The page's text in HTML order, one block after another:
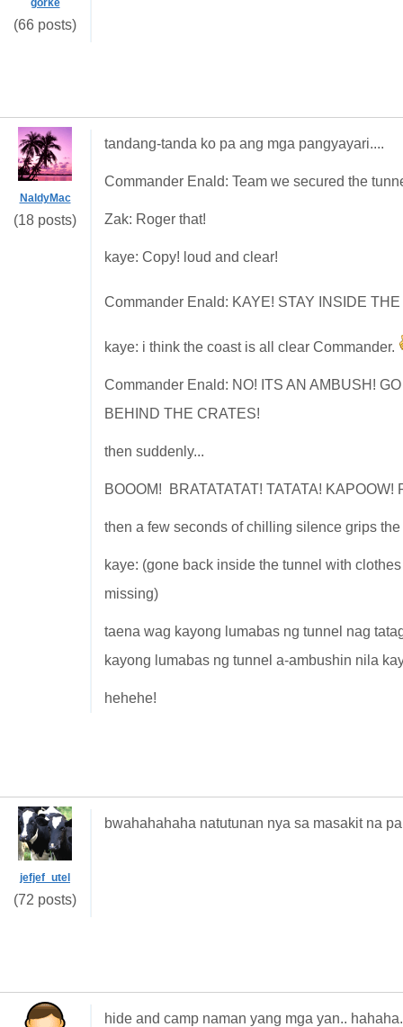
gorke
(66 posts)
NaldyMac
(18 posts)
tandang-tanda ko pa ang mga pangyayari....
Commander Enald: Team we secured the
Zak: Roger that!
kaye: Copy! loud and clear!
Commander Enald: KAYE! STAY INSIDE
kaye: i think the coast is all clear Commander.
Commander Enald: NO! ITS AN AMBUSH!
BEHIND THE CRATES!
then suddenly...
BOOOM! BRATATATAT! TATATA! KAPOOW!
then a few seconds of chilling silence grips
kaye: (gone back inside the tunnel with
missing)
taena wag kayong lumabas ng tunnel nag
kayong lumabas ng tunnel a-ambushin nila
hehehe!
jefjef_utel
(72 posts)
bwahahahaha natutunan nya sa masakit na
hide and camp naman yang mga yan.. hahaha.